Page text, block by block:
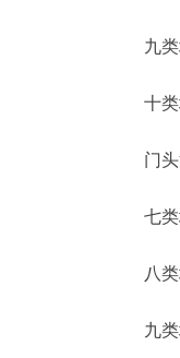
九类地
十类地
门头
七类地
八类地
九类地